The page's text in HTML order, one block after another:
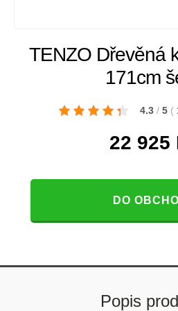
TENZO Dřevěná
171cm
4.3 / 5 (
22 925
DO
Popis